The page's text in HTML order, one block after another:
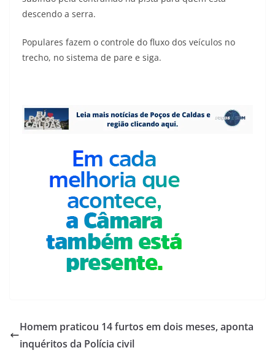
descendo a serra.
Populares fazem o controle do fluxo dos veículos no
trecho, no sistema de pare e siga.
Homem praticou 14 furtos em dois meses, aponta
inquéritos da Polícia civil